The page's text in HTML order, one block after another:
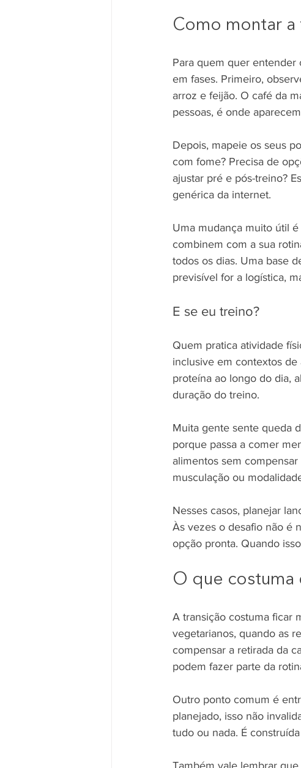
Como montar
Para quem quer entender
em fases. Primeiro,
arroz e feijão. O café da
pessoas, é onde
Depois, mapeie os seus
com fome? Precisa de
ajustar pré e pós-treino?
genérica da internet.
Uma mudança muito útil
combinem com a sua
todos os dias. Uma base
previsível for a logística,
E se eu treino?
Quem pratica atividade
inclusive em contextos
proteína ao longo do dia,
duração do treino.
Muita gente sente queda
porque passa a comer
alimentos sem
musculação ou
Nesses casos, planejar
Às vezes o desafio não é
opção pronta. Quando
O que
A transição costuma ficar
vegetarianos, quando as
compensar a retirada da
podem fazer parte da
Outro ponto comum é
planejado, isso não
tudo ou nada. É
Também vale lembrar